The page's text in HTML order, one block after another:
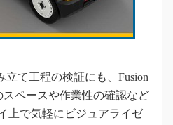
て工程の検証にも、Fusion
ペースや作業性の確認など
上で気軽にビジュアライゼ